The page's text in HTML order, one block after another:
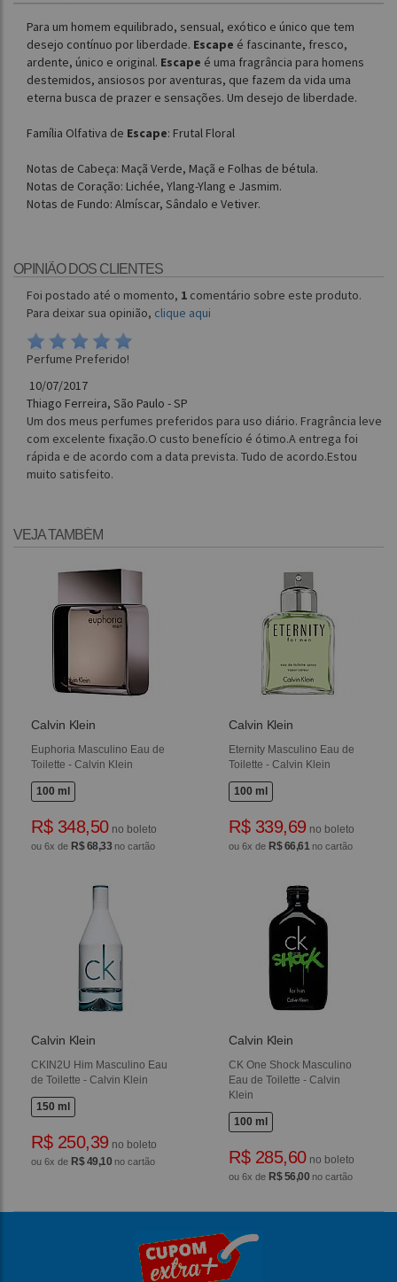
Para um homem equilibrado, sensual, exótico e único que tem
desejo contínuo por liberdade. Escape é fascinante, fresco,
ardente, único e original. Escape é uma fragrância para homens
destemidos, ansiosos por aventuras, que fazem da vida uma
eterna busca de prazer e sensações. Um desejo de liberdade.
Família Olfativa de Escape: Frutal Floral
Notas de Cabeça: Maçã Verde, Maçã e Folhas de bétula.
Notas de Coração: Lichée, Ylang-Ylang e Jasmim.
Notas de Fundo: Almíscar, Sândalo e Vetiver.
OPINIÃO DOS CLIENTES
Foi postado até o momento, 1 comentário sobre este produto.
Para deixar sua opinião, clique aqui
Perfume Preferido!
10/07/2017
Thiago Ferreira, São Paulo - SP
Um dos meus perfumes preferidos para uso diário. Fragrância leve
com excelente fixação.O custo benefício é ótimo.A entrega foi
rápida e de acordo com a data prevista. Tudo de acordo.Estou
muito satisfeito.
VEJA TAMBÉM
Calvin Klein
Euphoria Masculino Eau de
Toilette - Calvin Klein
100 ml
R$ 348,50no boleto
ou 6x de R$ 68,33 no cartão
Calvin Klein
Eternity Masculino Eau de
Toilette - Calvin Klein
100 ml
R$ 339,69 no boleto
ou 6x de R$ 66,61 no cartão
Calvin Klein
CKIN2U Him Masculino Eau
de Toilette - Calvin Klein
150 ml
R$ 250,39 no boleto
ou 6x de R$ 49,10 no cartão
Calvin Klein
CK One Shock Masculino
Eau de Toilette - Calvin
Klein
100 ml
R$ 285,60no boleto
ou 6x de R$ 56,00 no cartão